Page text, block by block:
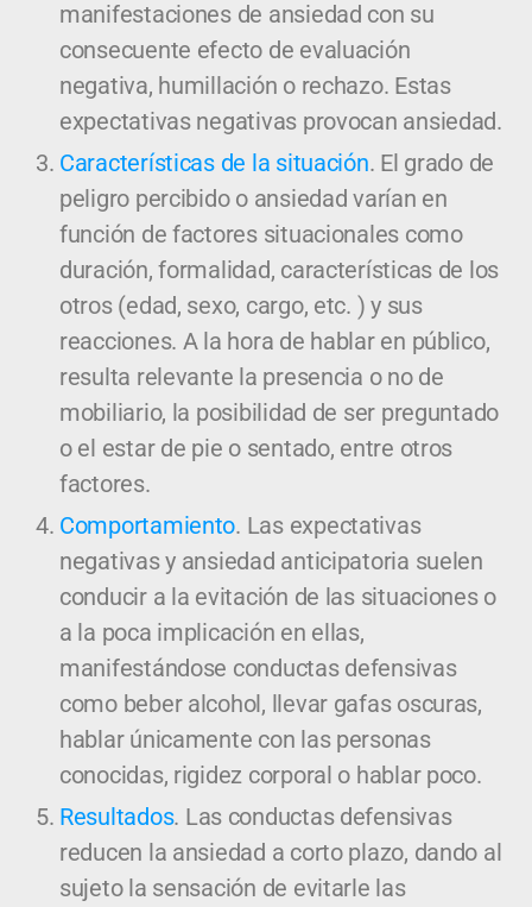
manifestaciones de ansiedad con su
consecuente efecto de evaluación
negativa, humillación o rechazo. Estas
expectativas negativas provocan ansiedad.
Características de la situación. El grado de
peligro percibido o ansiedad varían en
función de factores situacionales como
duración, formalidad, características de los
otros (edad, sexo, cargo, etc. ) y sus
reacciones. A la hora de hablar en público,
resulta relevante la presencia o no de
mobiliario, la posibilidad de ser preguntado
o el estar de pie o sentado, entre otros
factores.
Comportamiento. Las expectativas
negativas y ansiedad anticipatoria suelen
conducir a la evitación de las situaciones o
a la poca implicación en ellas,
manifestándose conductas defensivas
como beber alcohol, llevar gafas oscuras,
hablar únicamente con las personas
conocidas, rigidez corporal o hablar poco.
Resultados. Las conductas defensivas
reducen la ansiedad a corto plazo, dando al
sujeto la sensación de evitarle las